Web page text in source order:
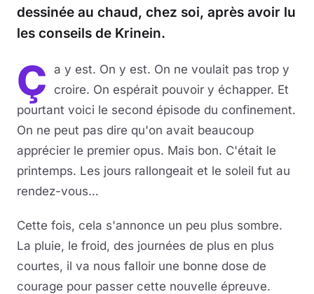
dessinée au chaud, chez soi, après avoir lu
les conseils de Krinein.
Ç a y est. On y est. On ne voulait pas trop y
croire. On espérait pouvoir y échapper. Et
pourtant voici le second épisode du confinement.
On ne peut pas dire qu'on avait beaucoup
apprécier le premier opus. Mais bon. C'était le
printemps. Les jours rallongeait et le soleil fut au
rendez-vous…
Cette fois, cela s'annonce un peu plus sombre.
La pluie, le froid, des journées de plus en plus
courtes, il va nous falloir une bonne dose de
courage pour passer cette nouvelle épreuve.